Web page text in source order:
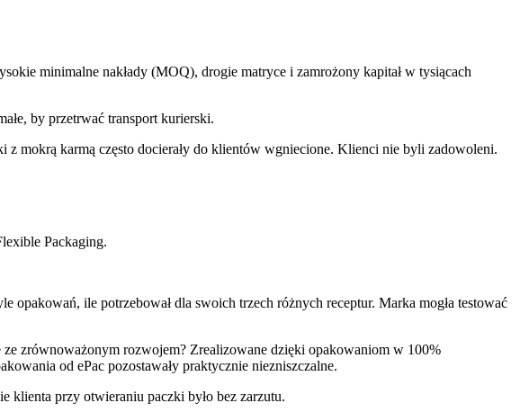
minimalne nakłady (MOQ), drogie matryce i zamrożony kapitał w tysiącach
by przetrwać transport kurierski.
z mokrą karmą często docierały do klientów wgniecione. Klienci nie byli zadowoleni.
Packaging.
ile potrzebował dla swoich trzech różnych receptur. Marka mogła testować
zrównoważonym rozwojem? Zrealizowane dzięki opakowaniom w 100%
od ePac pozostawały praktycznie niezniszczalne.
klienta przy otwieraniu paczki było bez zarzutu.